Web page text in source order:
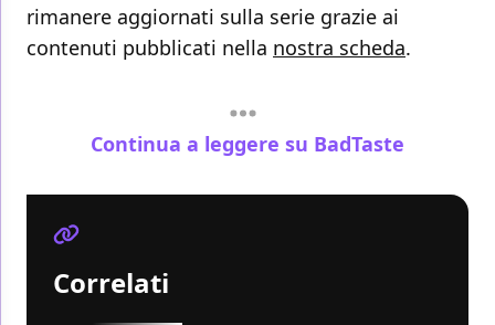
rimanere aggiornati sulla serie grazie ai
contenuti pubblicati nella nostra scheda.
Continua a leggere su BadTaste
Correlati